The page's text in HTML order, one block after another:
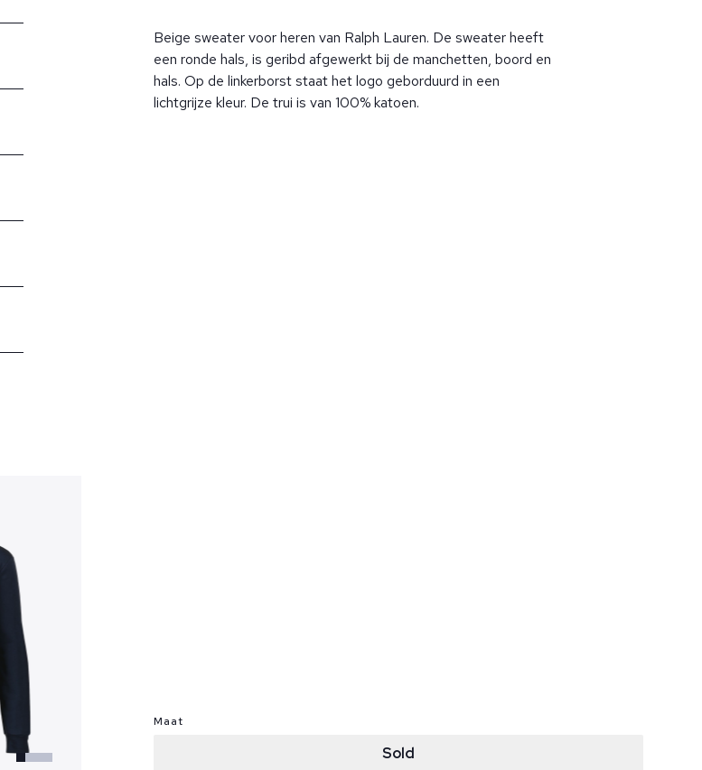
Beige sweater voor heren van Ralph Lauren. De sweater heeft
een ronde hals, is geribd afgewerkt bij de manchetten, boord en
hals. Op de linkerborst staat het logo geborduurd in een
lichtgrijze kleur. De trui is van 100% katoen.
Maat
Sold